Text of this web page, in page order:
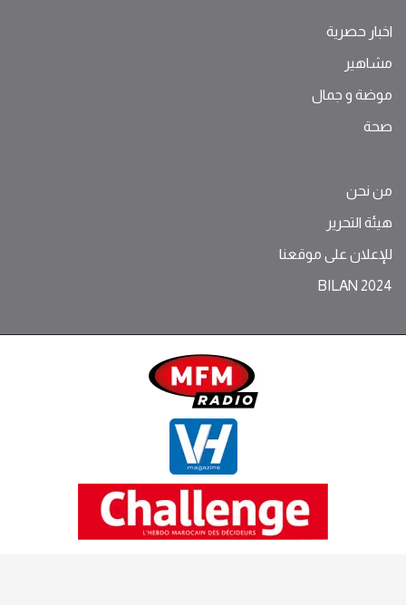
اخبار حصرية
مشاهير
موضة ‫و‬ ‫‬‫جمال‬
صحة
من نحن
هيئة التحرير
للإعلان على موقعنا
BILAN 2024